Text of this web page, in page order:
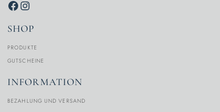
SHOP
PRODUKTE
GUTSCHEINE
INFORMATION
BEZAHLUNG UND VERSAND